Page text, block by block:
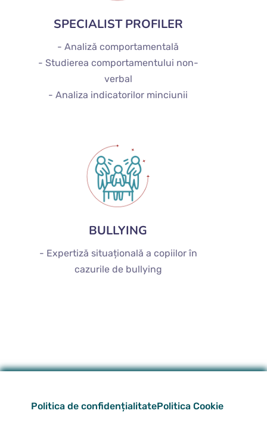
SPECIALIST PROFILER
- Analiză comportamentală
- Studierea comportamentului non-
verbal
- Analiza indicatorilor minciunii
BULLYING
- Expertiză situațională a copiilor în
cazurile de bullying
Politica de confidențialitatePolitica Cookie